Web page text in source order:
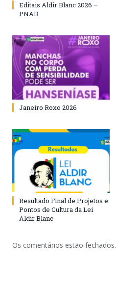
Editais Aldir Blanc 2026 –
PNAB
Janeiro Roxo 2026
Resultado Final de Projetos e
Pontos de Cultura da Lei
Aldir Blanc
Os comentários estão fechados.